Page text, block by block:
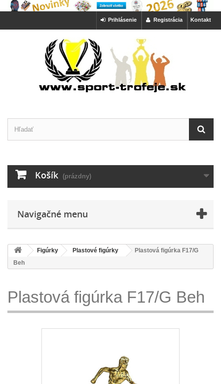
Kontakt
Registrácia
Prihlásenie
Košík (prázdny)
Navigačné menu
Figúrky Plastové figúrky
Plastová figúrka F17/G
Beh
Plastová figúrka F17/G Beh